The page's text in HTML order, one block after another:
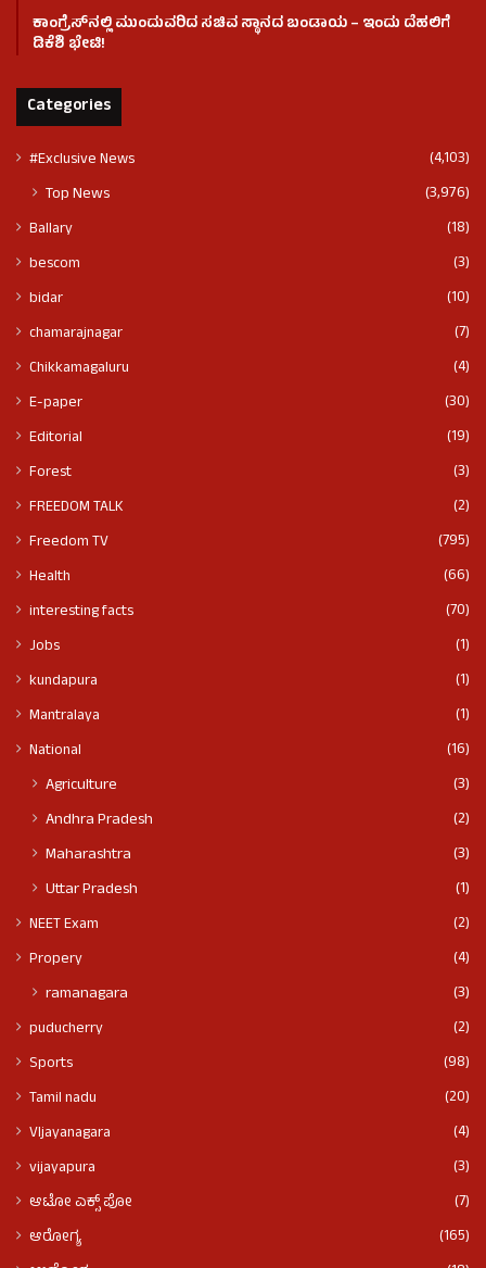
ಕಾಂಗ್ರೆಸ್​ನಲ್ಲಿ ಮುಂದುವರಿದ ಸಚಿವ ಸ್ಥಾನದ ಬಂಡಾಯ – ಇಂದು ದೆಹಲಿಗೆ
ಡಿಕೆಶಿ ಭೇಟಿ!
Categories
#Exclusive News (4,103)
Top News (3,976)
Ballary
(18)
bescom
(3)
bidar
(10)
chamarajnagar
(7)
Chikkamagaluru
(4)
E-paper
(30)
Editorial
(19)
Forest
(3)
FREEDOM TALK
(2)
Freedom TV
(795)
Health
(66)
interesting facts
(70)
Jobs
(1)
kundapura
(1)
Mantralaya
(1)
National
(16)
Agriculture
(3)
Andhra Pradesh
(2)
Maharashtra
(3)
Uttar Pradesh
(1)
NEET Exam
(2)
Propery
(4)
ramanagara (3)
puducherry
(2)
Sports
(98)
Tamil nadu
(20)
VIjayanagara
(4)
vijayapura
(3)
ಆಟೋ ಎಕ್ಸ್ ಪೋ
(7)
ಆರೋಗ್ಯ
(165)